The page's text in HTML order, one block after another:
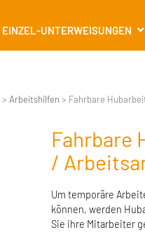
EINZEL-UNTERWEISUNGEN
> Arbeitshilfen > Fahrbare
Fahrbare
/
Um temporäre
können, werden
Sie ihre Mitarbeiter